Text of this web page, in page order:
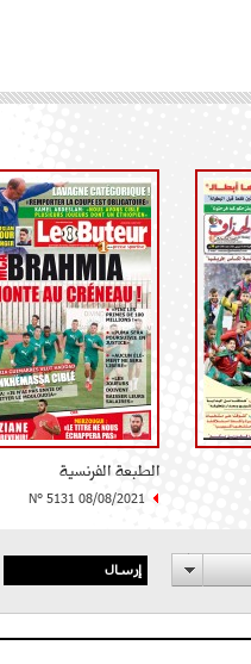
الطبعة الفرنسية
N° 5131 08/08/2021
إرسال